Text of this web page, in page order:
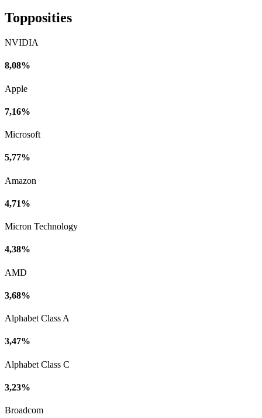
Topposities
NVIDIA
8,08%
Apple
7,16%
Microsoft
5,77%
Amazon
4,71%
Micron Technology
4,38%
AMD
3,68%
Alphabet Class A
3,47%
Alphabet Class C
3,23%
Broadcom